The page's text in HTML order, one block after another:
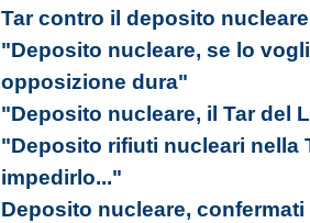
Tar contro il deposito
"Deposito nucleare, se lo
opposizione dura"
"Deposito nucleare, il Tar del
"Deposito rifiuti nucleari nella
impedirlo..."
Deposito nucleare,